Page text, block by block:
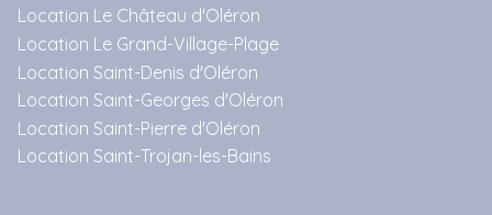
Location Le Château d'Oléron
Location Le Grand-Village-Plage
Location Saint-Denis d'Oléron
Location Saint-Georges d'Oléron
Location Saint-Pierre d'Oléron
Location Saint-Trojan-les-Bains